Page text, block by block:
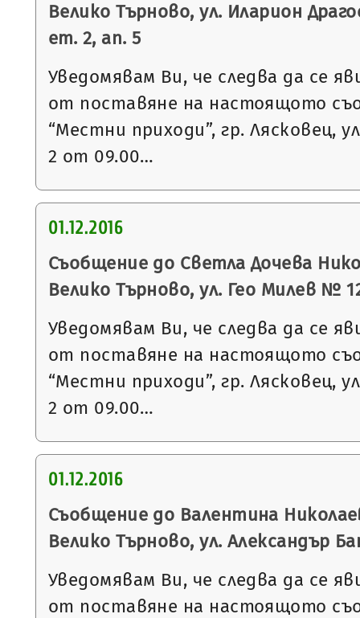
Велико Търново, ул. Иларион
ет. 2, ап. 5
Уведомявам Ви, че следва да се
от поставяне на настоящото
“Местни приходи”, гр. Лясковец,
2 от 09.00…
01.12.2016
Съобщение до Светла Дочева
Велико Търново, ул. Гео Милев №
Уведомявам Ви, че следва да се
от поставяне на настоящото
“Местни приходи”, гр. Лясковец,
2 от 09.00…
01.12.2016
Съобщение до Валентина
Велико Търново, ул. Александър
Уведомявам Ви, че следва да се
от поставяне на настоящото